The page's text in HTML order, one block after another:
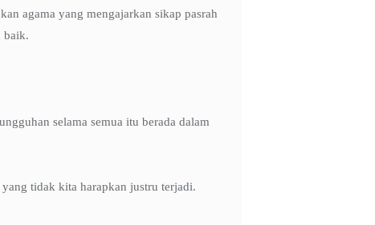
agama yang mengajarkan sikap pasrah
baik.
selama semua itu berada dalam
tidak kita harapkan justru terjadi.